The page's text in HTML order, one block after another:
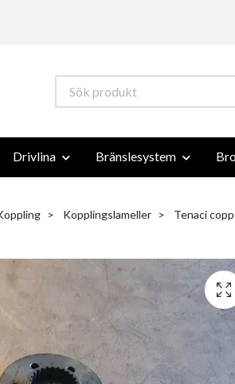
Drivlina Bränslesystem
Kopplingslameller Tenaci